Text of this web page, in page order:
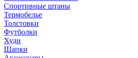
Спортивные штаны
Термобелье
Толстовки
Футболки
Худи
Шапки